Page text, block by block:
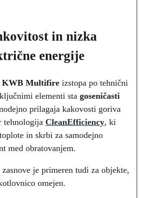
in nizka
energije
KWB Multifire izstopa po tehnični
elementi sta goseničasti
prilagaja kakovosti goriva
tehnologija CleanEfficiency, ki
in skrbi za samodejno
med obratovanjem.
je primeren tudi za objekte,
omejen.